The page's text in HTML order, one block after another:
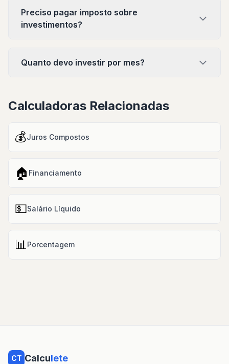
Preciso pagar imposto sobre
investimentos?
Quanto devo investir por mes?
Calculadoras Relacionadas
💰Juros Compostos
🏠 Financiamento
💵Salário Líquido
📊Porcentagem
CT Calculete